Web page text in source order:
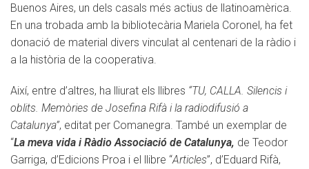
Buenos Aires, un dels casals més actius de llatinoamèrica.
En una trobada amb la bibliotecària Mariela Coronel, ha fet
donació de material divers vinculat al centenari de la ràdio i
a la història de la cooperativa.
Així, entre d’altres, ha lliurat els llibres “TU, CALLA. Silencis i
oblits. Memòries de Josefina Rifà i la radiodifusió a
Catalunya”, editat per Comanegra. També un exemplar de
“La meva vida i Ràdio Associació de Catalunya, de Teodor
Garriga, d’Edicions Proa i el llibre “Articles”, d’Eduard Rifà,